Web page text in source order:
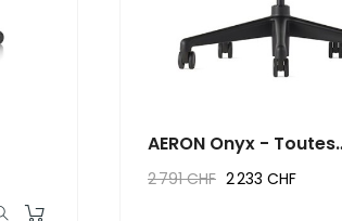
AERON Onyx - Toutes
Options
2 791 CHF 2 233 CHF